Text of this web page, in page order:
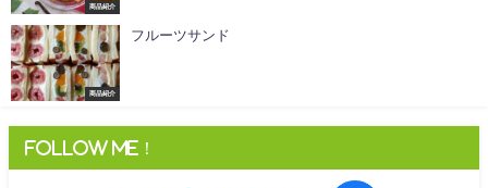
商品紹介
商品紹介
フルーツサンド
Follow me！